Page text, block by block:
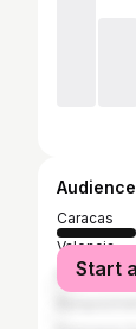
Caracas
Valencia
Miami
Start